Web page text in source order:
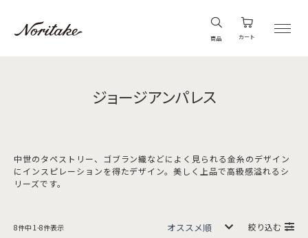
商品 カート
ジョージアンパレス
中世のタペストリー、ゴブラン織などによく見られる金糸のデザイン
にインスピレーションを得たデザイン。美しく上品で高級感溢れるシ
リーズです。
8件中 1 -8件表示 絞り込む